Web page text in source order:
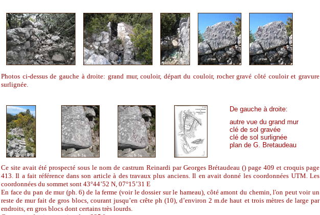
Photos ci-dessus de gauche à droite: grand mur, couloir, départ du couloir, rocher gravé côté couloir et gravure
surlignée.
De gauche à droite:
autre vue du grand mur
clé de sol gravée
clé de sol surlignée
plan de G. Bretaudeau
Ce site avait été prospecté sous le nom de castrum Reinardi par Georges Brétaudeau () page 409 et croquis page
413. Il a fait référence dans son article à des travaux plus anciens. Il en avait donné les coordonnées UTM. Les
coordonnées du sommet sont 43°44’52 N, 07°15’31 E
En face du pan de mur (ph. 6) de la ferme (voir le dossier sur le hameau), côté amont du chemin, l'on peut voir un
reste de mur fait de gros blocs, courant jusqu’en crête ph (10), d’environ 2 m.de haut et trois mètres de large par
endroits, en gros blocs dont certains très lourds.